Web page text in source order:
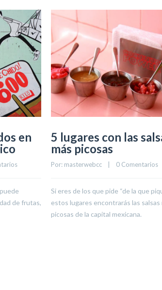
en
de frutas,
5 lugares con las
más picosas
Por: masterwebcc 0 Comentarios
Si eres de los que pide “de la que
estos lugares encontrarás las salsas
picosas de la capital mexicana.